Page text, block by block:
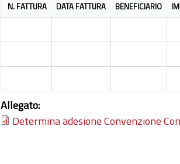
N. FATTURA DATA FATTURA BENEFICIARIO
Allegato:
Determina adesione Convenzione